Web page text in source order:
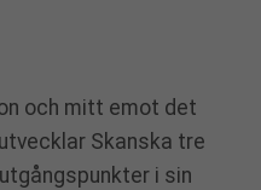
och mitt emot det
Skanska tre
i sin